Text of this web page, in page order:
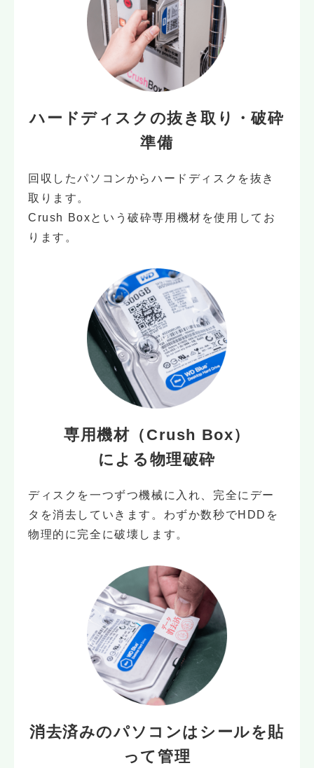
ハードディスクの抜き取り・破砕
準備
回収したパソコンからハードディスクを抜き
取ります。
Crush Boxという破砕専用機材を使用してお
ります。
専用機材（Crush Box）
による物理破砕
ディスクを一つずつ機械に入れ、完全にデー
タを消去していきます。わずか数秒でHDDを
物理的に完全に破壊します。
消去済みのパソコンは シールを貼
って管理